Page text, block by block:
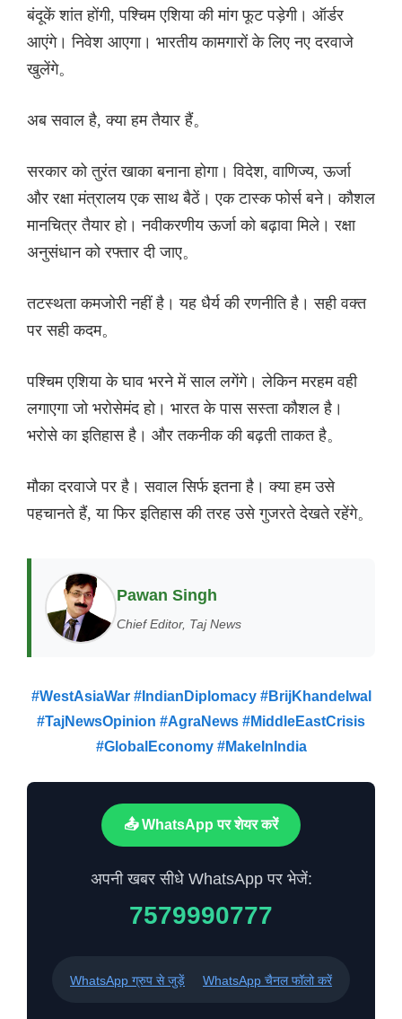
बंदूकें शांत होंगी, पश्चिम एशिया की मांग फूट पड़ेगी। ऑर्डर
आएंगे। निवेश आएगा। भारतीय कामगारों के लिए नए दरवाजे
खुलेंगे。
अब सवाल है, क्या हम तैयार हैं。
सरकार को तुरंत खाका बनाना होगा। विदेश, वाणिज्य, ऊर्जा
और रक्षा मंत्रालय एक साथ बैठें। एक टास्क फोर्स बने। कौशल
मानचित्र तैयार हो। नवीकरणीय ऊर्जा को बढ़ावा मिले। रक्षा
अनुसंधान को रफ्तार दी जाए。
तटस्थता कमजोरी नहीं है। यह धैर्य की रणनीति है। सही वक्त
पर सही कदम。
पश्चिम एशिया के घाव भरने में साल लगेंगे। लेकिन मरहम वही
लगाएगा जो भरोसेमंद हो। भारत के पास सस्ता कौशल है।
भरोसे का इतिहास है। और तकनीक की बढ़ती ताकत है。
मौका दरवाजे पर है। सवाल सिर्फ इतना है। क्या हम उसे
पहचानते हैं, या फिर इतिहास की तरह उसे गुजरते देखते रहेंगे。
Pawan Singh
Chief Editor, Taj News
#WestAsiaWar #IndianDiplomacy #BrijKhandelwal
#TajNewsOpinion #AgraNews #MiddleEastCrisis
#GlobalEconomy #MakeInIndia
📤 WhatsApp पर शेयर करें
अपनी खबर सीधे WhatsApp पर भेजें:
7579990777
WhatsApp ग्रुप से जुड़ें WhatsApp चैनल फॉलो करें